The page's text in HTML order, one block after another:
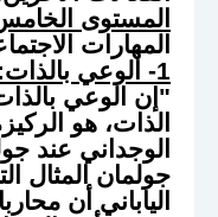
المستوى
المهارات
1- الوعي بالذات:
"إن الوعي
الذات، هو
الوجداني عند
جولمان المثال
الياباني أن